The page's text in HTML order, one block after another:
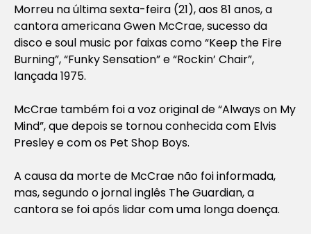
Morreu na última sexta-feira (21), aos 81 anos, a
cantora americana Gwen McCrae, sucesso da
disco e soul music por faixas como “Keep the Fire
Burning”, “Funky Sensation” e “Rockin’ Chair”,
lançada 1975.
McCrae também foi a voz original de “Always on My
Mind”, que depois se tornou conhecida com Elvis
Presley e com os Pet Shop Boys.
A causa da morte de McCrae não foi informada,
mas, segundo o jornal inglês The Guardian, a
cantora se foi após lidar com uma longa doença.